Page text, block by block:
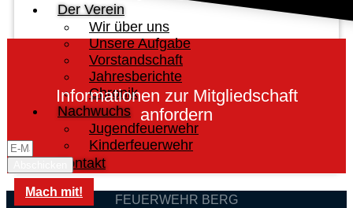
Der Verein
Wir über uns
Unsere Aufgabe
Vorstandschaft
Jahresberichte
Chronik
Nachwuchs
Jugendfeuerwehr
Kinderfeuerwehr
Kontakt
Mach mit!
Informationen zur Mitgliedschaft
anfordern
FEUERWEHR BERG